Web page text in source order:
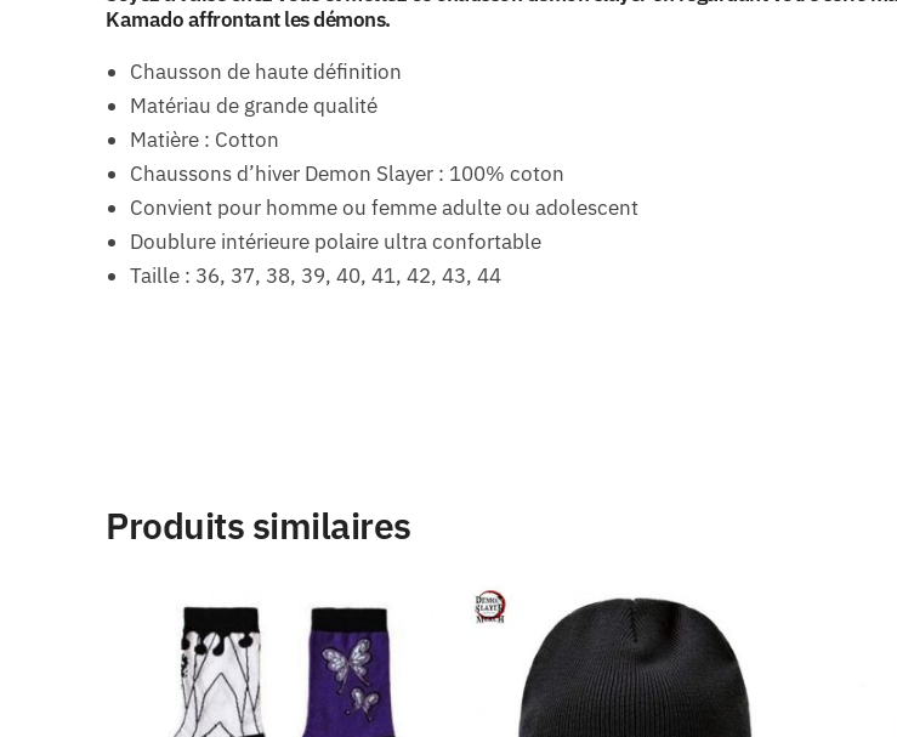
Kamado affrontant les démons.
Chausson de haute définition
Matériau de grande qualité
Matière : Cotton
Chaussons d’hiver Demon Slayer : 100% coton
Convient pour homme ou femme adulte ou adolescent
Doublure intérieure polaire ultra confortable
Taille : 36, 37, 38, 39, 40, 41, 42, 43, 44
Produits similaires